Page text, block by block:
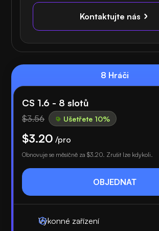
Kontaktujte nás
8 Hráči
CS 1.6 - 8 slotů
$3.56 Ušetřete 10%
$3.20 /pro
Obnovuje se měsíčně za $3.20 . Zrušit lze kdykoli.
OBJEDNAT
Výkonné zařízení